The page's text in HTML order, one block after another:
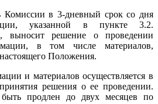
Комиссии в 3-дневный срок со дня
указанной в пункте 3.2.
выносит решение о проведении
в том числе материалов,
Положения.
и материалов осуществляется в
решения о ее проведении.
продлен до двух месяцев по